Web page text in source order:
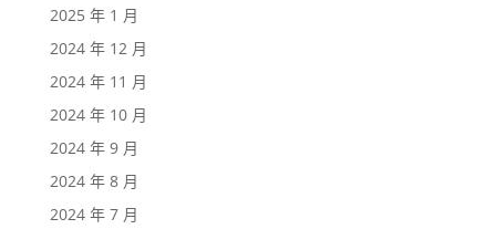
2025 年 1 月
2024 年 12 月
2024 年 11 月
2024 年 10 月
2024 年 9 月
2024 年 8 月
2024 年 7 月